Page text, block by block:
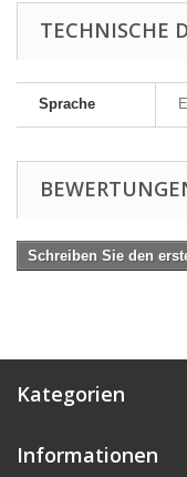
TECHNISCHE
Sprache
Schreiben Sie den
Kategorien
Informationen